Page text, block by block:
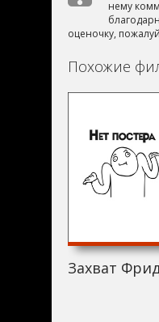
нему
оценочку,
Похожие
Захват